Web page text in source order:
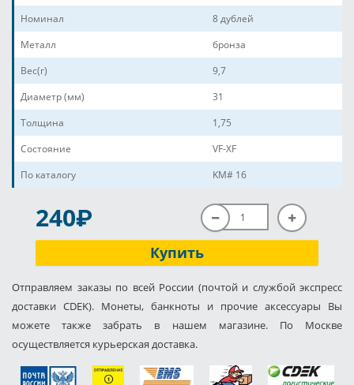
Номинал
8 дублей
Металл
бронза
Вес(г)
9,7
Диаметр (мм)
31
Толщина
1,75
Состояние
VF-XF
По каталогу
KM# 16
240P
Купить
Отправляем заказы по всей России (почтой и службой экспресс
доставки CDEK). Монеты, банкноты и прочие аксессуары Вы
можете также забрать в нашем магазине. По Москве
осуществляется курьерская доставка.